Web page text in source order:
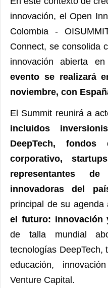
innovación, el Open
Colombia -
Connect, se consolida
innovación abierta
evento se realizará
noviembre, con
El Summit reunirá a
incluidos
DeepTech,
corporativo,
representantes
innovadoras del
principal de su agenda
el futuro: innovación
de talla mundial
tecnologías DeepTech,
educación,
Venture Capital.